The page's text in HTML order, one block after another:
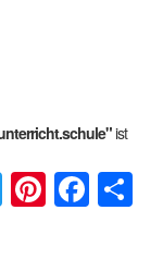
ist
Twitter